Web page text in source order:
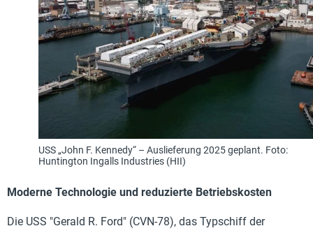
USS „John F. Kennedy“ – Auslieferung 2025 geplant. Foto:
Huntington Ingalls Industries (HII)
Moderne Technologie und reduzierte Betriebskosten
Die USS "Gerald R. Ford" (CVN-78), das Typschiff der